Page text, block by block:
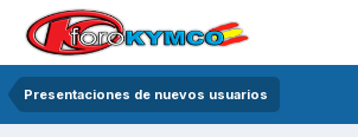
Presentaciones de nuevos usuarios